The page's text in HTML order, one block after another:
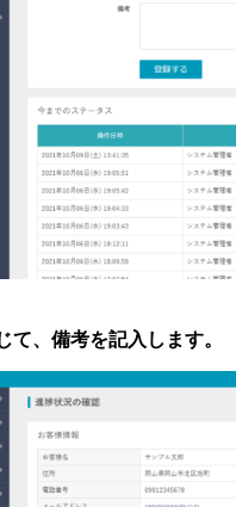
て、備考を記入します。